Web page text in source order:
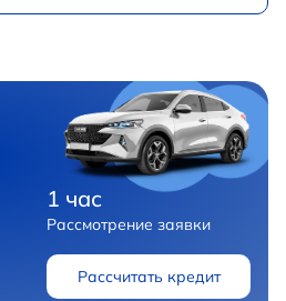
1 час
Рассмотрение заявки
Рассчитать кредит